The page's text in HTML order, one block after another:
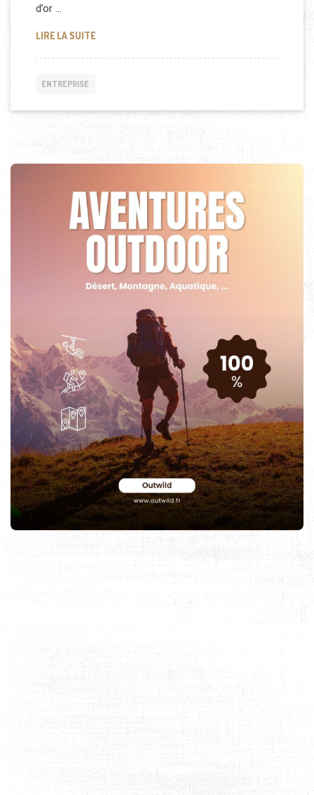
d’or …
LIRE LA SUITE10 RAISONS POUR RETOURNER VIVRE EN AFRIQUE
ENTREPRISE